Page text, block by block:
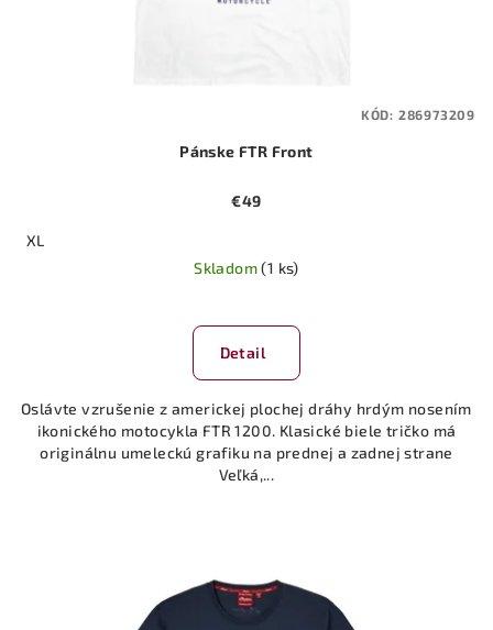
Pánske FTR Front
€49
XL
Skladom(1 ks)
Detail
Oslávte vzrušenie z americkej plochej dráhy hrdým nosením
ikonického motocykla FTR 1200. Klasické biele tričko má
originálnu umeleckú grafiku na prednej a zadnej strane
Veľká,...
KÓD: 286973209